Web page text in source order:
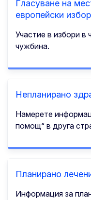
Гласуване на
европейски
Участие в избори в
чужбина.
Непланирано
Намерете
помощ“ в друга
Планирано
Информация за